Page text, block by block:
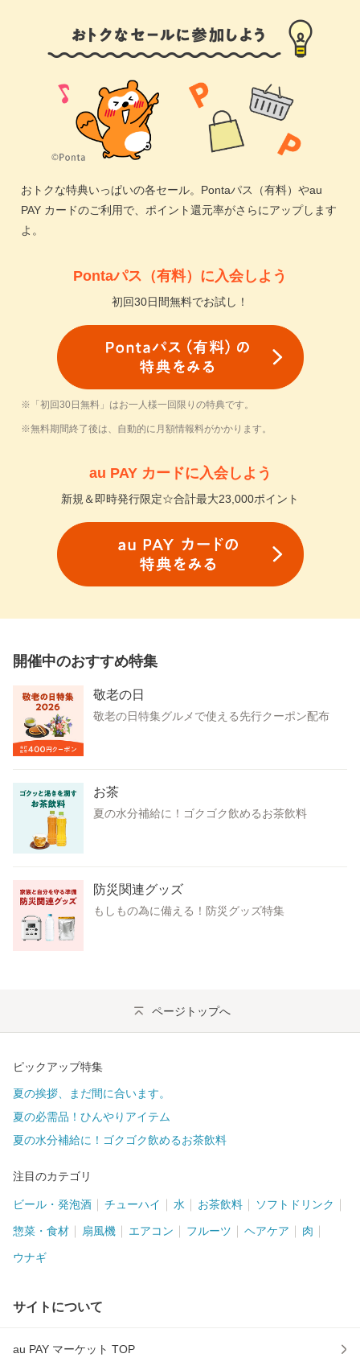
おトクな特典いっぱいの各セール。 Pontaパス（有料） やau
PAY カードのご利用で、 ポイント還元率がさらにアップします
よ。
Pontaパス（有料） に入会しよう
初回30日間無料でお試し！
※「初回30日無料」はお一人様一回限りの特典です。
※無料期間終了後は、自動的に月額情報料がかかります。
au PAY カードに入会しよう
新規＆即時発行限定☆合計最大23,000ポイント
開催中のおすすめ特集
敬老の日
敬老の日特集グルメで使える先行クーポン配布
お茶
夏の水分補給に！ゴクゴク飲めるお茶飲料
防災関連グッズ
もしもの為に備える！防災グッズ特集
ページトップへ
ピックアップ特集
夏の挨拶、まだ間に合います。
夏の必需品！ひんやりアイテム
夏の水分補給に！ゴクゴク飲めるお茶飲料
注目のカテゴリ
ビール・発泡酒 チューハイ 水 お茶飲料 ソフトドリンク
惣菜・食材 扇風機 エアコン フルーツ ヘアケア 肉
ウナギ
サイトについて
au PAY マーケット TOP